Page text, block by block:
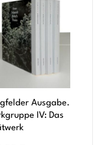
Ausgabe.
IV: Das